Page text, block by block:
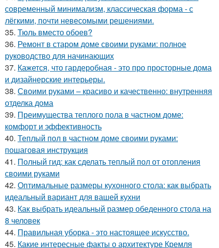
современный минимализм, классическая форма - с
лёгкими, почти невесомыми решениями.
35. Тюль вместо обоев?
36. Ремонт в старом доме своими руками: полное
руководство для начинающих
37. Кажется, что гардеробная - это про просторные дома
и дизайнерские интерьеры.
38. Своими руками – красиво и качественно: внутренняя
отделка дома
39. Преимущества теплого пола в частном доме:
комфорт и эффективность
40. Теплый пол в частном доме своими руками:
пошаговая инструкция
41. Полный гид: как сделать теплый пол от отопления
своими руками
42. Оптимальные размеры кухонного стола: как выбрать
идеальный вариант для вашей кухни
43. Как выбрать идеальный размер обеденного стола на
8 человек
44. Правильная уборка - это настоящее искусство.
45. Какие интересные факты о архитектуре Кремля